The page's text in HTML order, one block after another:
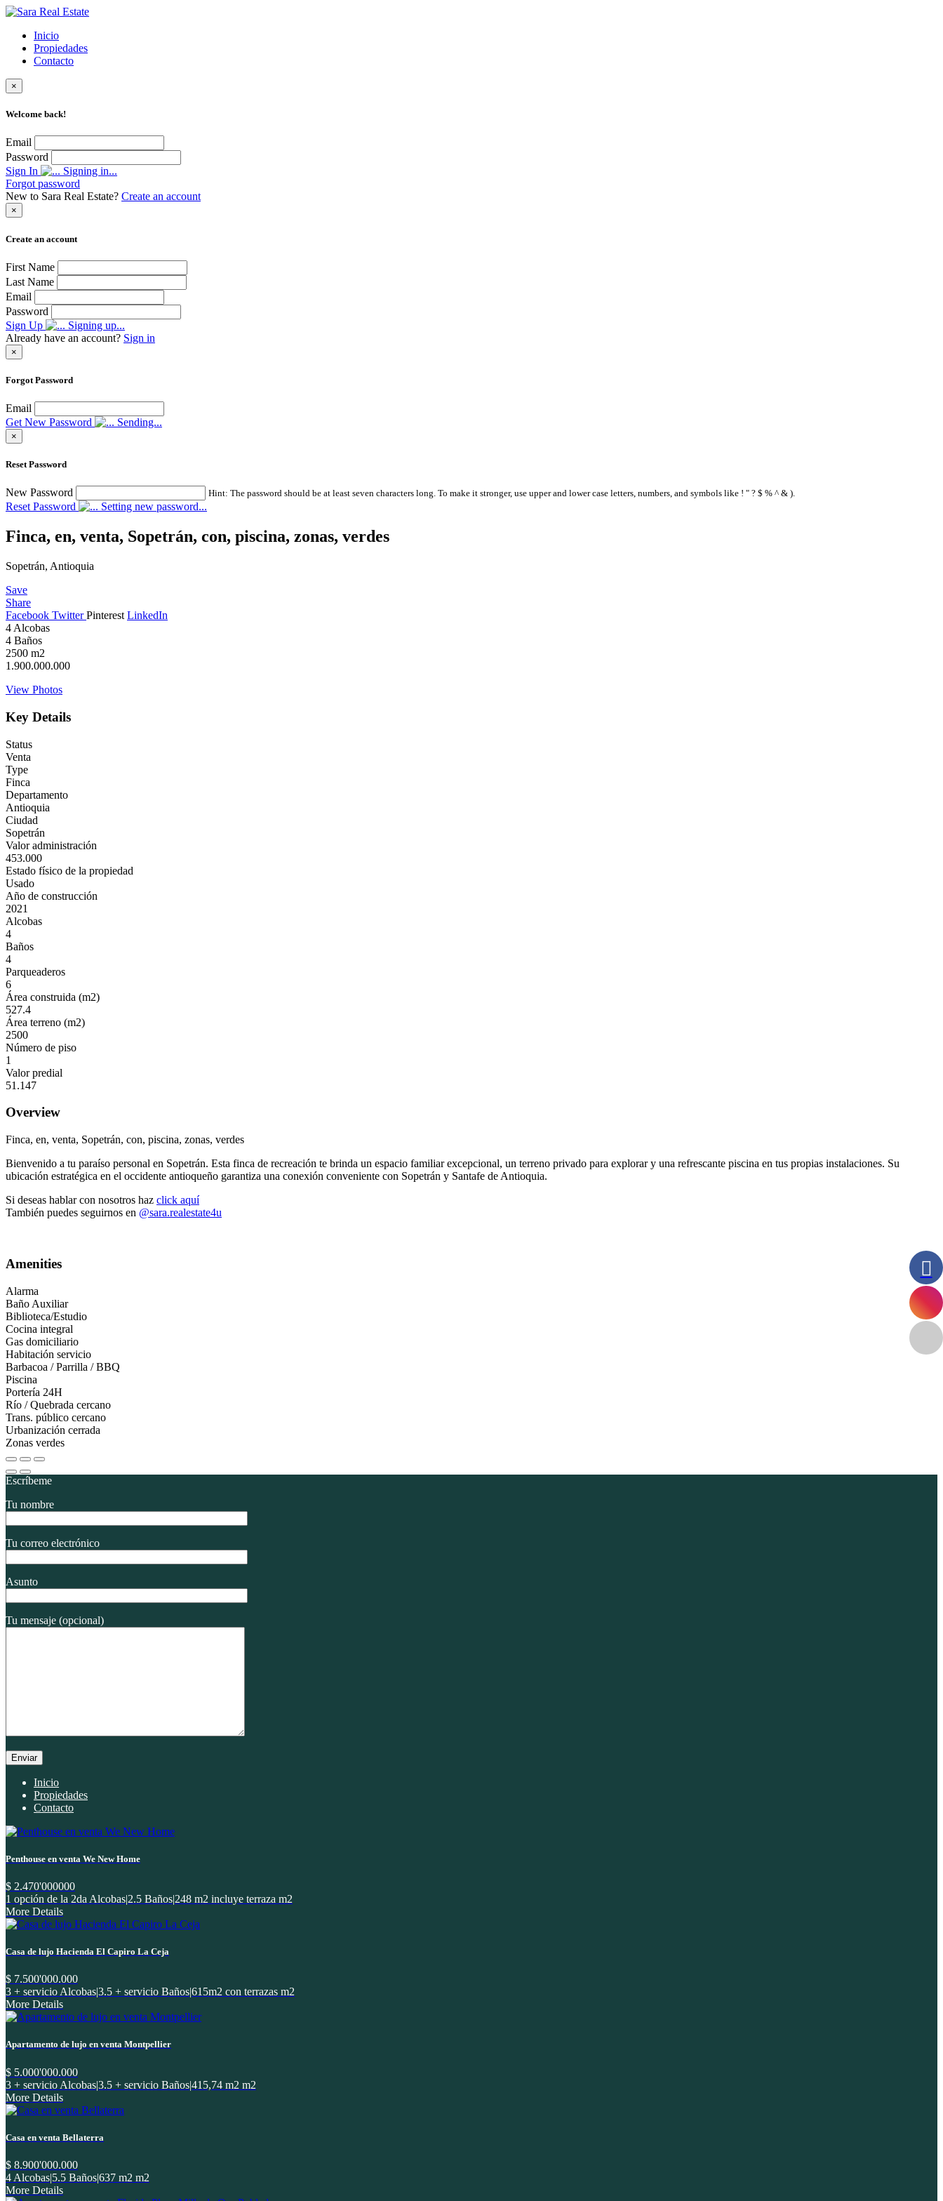
Inicio
Propiedades
Contacto
×
Welcome back!
Email
Password
Sign In
Signing in...
Forgot password
New to Sara Real Estate? Create an account
×
Create an account
First Name
Last Name
Email
Password
Sign Up
Signing up...
Already have an account? Sign in
×
Forgot Password
Email
Get New Password
Sending...
×
Reset Password
New Password Hint: The password should be at least seven characters long. To make it stronger, use upper and lower case letters, numbers, and symbols like ! " ? $ % ^ & ).
Reset Password Setting new password...
Finca, en, venta, Sopetrán, con, piscina, zonas, verdes
Sopetrán, Antioquia
Save
Share
Facebook TwitterPinterest LinkedIn
4 Alcobas
4 Baños
2500 m2
1.900.000.000
View Photos
Key Details
Status
Venta
Type
Finca
Departamento
Antioquia
Ciudad
Sopetrán
Valor administración
453.000
Estado físico de la propiedad
Usado
Año de construcción
2021
Alcobas
4
Baños
4
Parqueaderos
6
Área construida (m2)
527.4
Área terreno (m2)
2500
Número de piso
1
Valor predial
51.147
Overview
Finca, en, venta, Sopetrán, con, piscina, zonas, verdes
Bienvenido a tu paraíso personal en Sopetrán. Esta finca de recreación te brinda un espacio familiar excepcional, un terreno privado para explorar y una refrescante piscina en tus propias instalaciones. Su
ubicación estratégica en el occidente antioqueño garantiza una conexión conveniente con Sopetrán y Santafe de Antioquia.
Si deseas hablar con nosotros haz click aquí
También puedes seguirnos en @sara.realestate4u
Amenities
Alarma
Baño Auxiliar
Biblioteca/Estudio
Cocina integral
Gas domiciliario
Habitación servicio
Barbacoa / Parrilla / BBQ
Piscina
Portería 24H
Río / Quebrada cercano
Trans. público cercano
Urbanización cerrada
Zonas verdes
Escríbeme
Tu nombre
Tu correo electrónico
Asunto
Tu mensaje (opcional)
Inicio
Propiedades
Contacto
Penthouse en venta We New Home
$ 2.470'000000
1 opción de la 2da Alcobas|2.5 Baños|248 m2 incluye terraza m2
More Details
Casa de lujo Hacienda El Capiro La Ceja
$ 7.500'000.000
3 + servicio Alcobas|3.5 + servicio Baños|615m2 con terrazas m2
More Details
Apartamento de lujo en venta Montpellier
$ 5.000'000.000
3 + servicio Alcobas|3.5 + servicio Baños|415,74 m2 m2
More Details
Casa en venta Bellaterra
$ 8.900'000.000
4 Alcobas|5.5 Baños|637 m2 m2
More Details